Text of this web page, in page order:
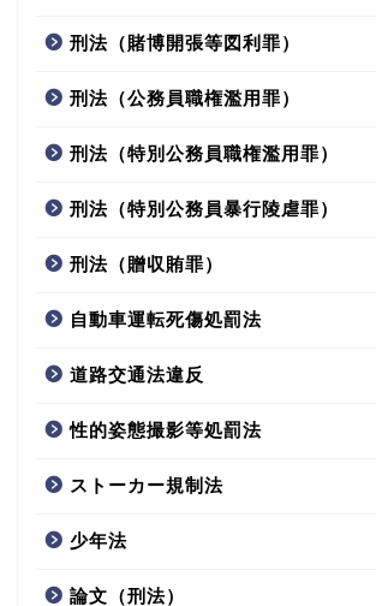
刑法（賭博開張等図利罪）
刑法（公務員職権濫用罪）
刑法（特別公務員職権濫用罪）
刑法（特別公務員暴行陵虐罪）
刑法（贈収賄罪）
自動車運転死傷処罰法
道路交通法違反
性的姿態撮影等処罰法
ストーカー規制法
少年法
論文（刑法）